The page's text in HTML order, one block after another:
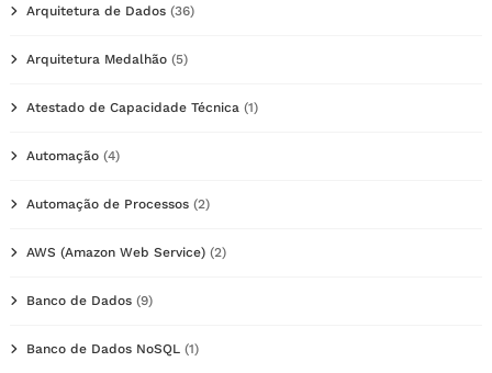
Arquitetura de Dados (36)
Arquitetura Medalhão (5)
Atestado de Capacidade Técnica (1)
Automação (4)
Automação de Processos (2)
AWS (Amazon Web Service) (2)
Banco de Dados (9)
Banco de Dados NoSQL (1)